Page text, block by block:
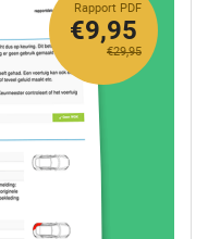
Rapport PDF
€29,95
€9,95